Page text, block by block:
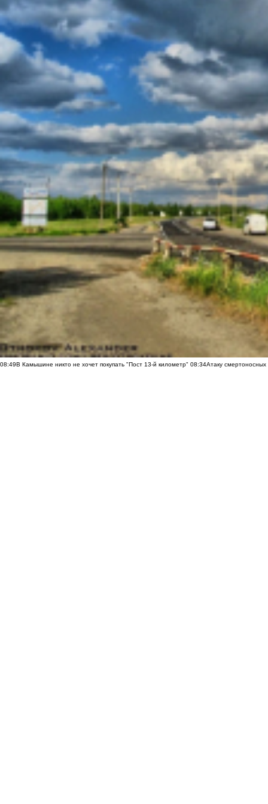
08:49В Камышине никто не хочет покупать "Пост 13-й километр" 08:34Атаку